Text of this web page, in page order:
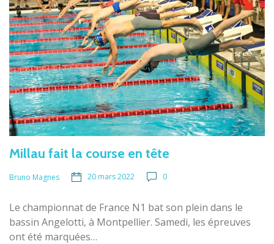
Millau fait la course en tête
Bruno Magnes 20 mars 2022 0
Le championnat de France N1 bat son plein dans le
bassin Angelotti, à Montpellier. Samedi, les épreuves
ont été marquées…